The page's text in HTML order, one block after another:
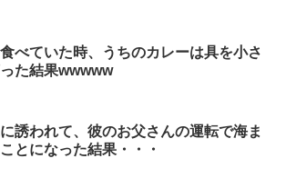
べていた時、うちのカレーは具を小さ
た結果wwwww
誘われて、彼のお父さんの運転で海ま
とになった結果・・・